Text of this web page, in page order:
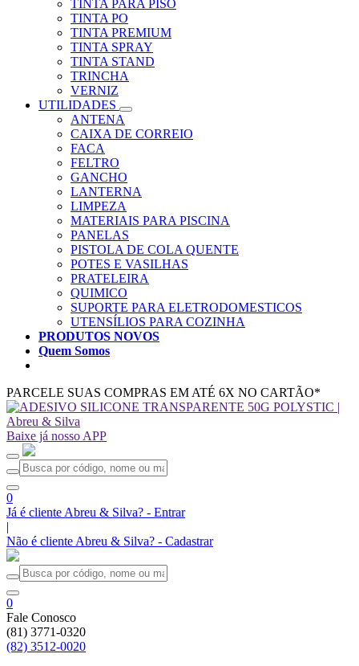
TINTA PARA PISO
TINTA PO
TINTA PREMIUM
TINTA SPRAY
TINTA STAND
TRINCHA
VERNIZ
UTILIDADES
ANTENA
CAIXA DE CORREIO
FACA
FELTRO
GANCHO
LANTERNA
LIMPEZA
MATERIAIS PARA PISCINA
PANELAS
PISTOLA DE COLA QUENTE
POTES E VASILHAS
PRATELEIRA
QUIMICO
SUPORTE PARA ELETRODOMESTICOS
UTENSÍLIOS PARA COZINHA
PRODUTOS NOVOS
Quem Somos
PARCELE SUAS COMPRAS EM ATÉ 6X NO CARTÃO*
Baixe já nosso APP
0
Já é cliente Abreu & Silva? - Entrar
|
Não é cliente Abreu & Silva? - Cadastrar
0
Fale Conosco
(81) 3771-0320
(82) 3512-0020